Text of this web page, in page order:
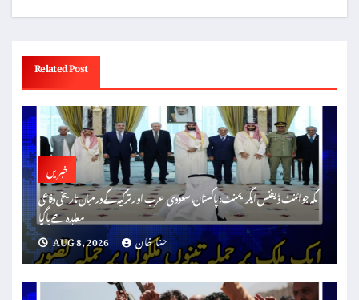
Related Post
خبریں
مکہ جوائنٹ ڈیفنس ایگریمنٹ: پاکستان، سعودی عرب اور ترکیہ کے درمیان تاریخی دفاعی
معاہدہ طے پا گیا
AUG 8, 2026
حنا خان